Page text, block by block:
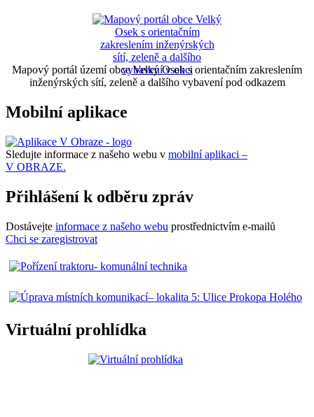
Mapový portál území obce Velký Osek s orientačním zakreslením
inženýrských sítí, zeleně a dalšího vybavení pod odkazem
Mobilní aplikace
Sledujte informace z našeho webu v mobilní aplikaci –
V OBRAZE.
Přihlášení k odběru zpráv
Dostávejte informace z našeho webu prostřednictvím e-mailů
Chci se zaregistrovat
Virtuální prohlídka